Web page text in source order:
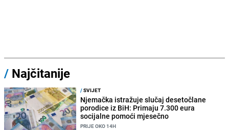
/ Najčitanije
/SVIJET
Njemačka istražuje slučaj desetočlane
porodice iz BiH: Primaju 7.300 eura
socijalne pomoći mjesečno
PRIJE OKO 14H